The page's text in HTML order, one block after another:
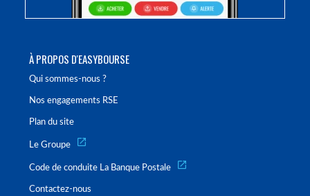
À PROPOS D'EASYBOURSE
Qui sommes-nous ?
Nos engagements RSE
Plan du site
Le Groupe
Code de conduite La Banque Postale
Contactez-nous